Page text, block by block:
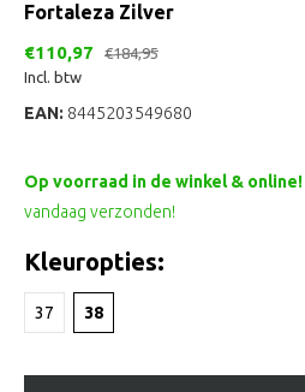
Fortaleza Zilver
€110,97
€184,95
Incl. btw
EAN: 8445203549680
Op voorraad in de winkel & online!
vandaag verzonden!
Kleuropties:
37 38